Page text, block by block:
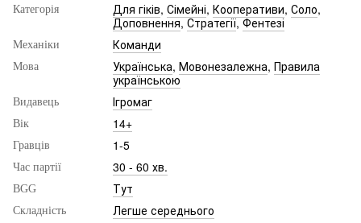
Категорія Для гіків, Сімейні, Кооперативи, Соло,
Доповнення,Стратегії,Фентезі
Механіки Команди
Мова Українська, Мовонезалежна, Правила
українською
Видавець Ігромаг
Вік 14+
Гравців 1-5
Час партії 30 - 60 хв.
BGG Тут
Складність Легше середнього